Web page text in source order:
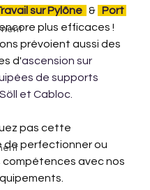
sur Pylône &
  Port
plus efficaces !
prévoient aussi des
d'ascension sur
de supports
et Cabloc.
pas cette
perfectionner ou
compétences avec nos